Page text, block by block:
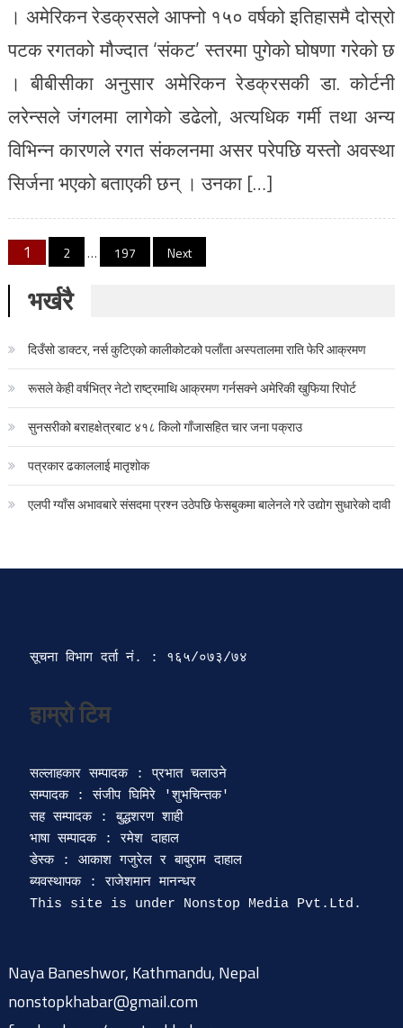
। अमेरिकन रेडक्रसले आफ्नो १५० वर्षको इतिहासमै दोस्रो
पटक रगतको मौज्दात ‘संकट’ स्तरमा पुगेको घोषणा गरेको छ
। बीबीसीका अनुसार अमेरिकन रेडक्रसकी डा. कोर्टनी
लरेन्सले जंगलमा लागेको डढेलो, अत्यधिक गर्मी तथा अन्य
विभिन्न कारणले रगत संकलनमा असर परेपछि यस्तो अवस्था
सिर्जना भएको बताएकी छन् । उनका […]
Posts pagination
1 2 … 197 Next
भर्खरै
दिउँसो डाक्टर, नर्स कुटिएको कालीकोटको पलाँता अस्पतालमा राति फेरि आक्रमण
रूसले केही वर्षभित्र नेटो राष्ट्रमाथि आक्रमण गर्नसक्ने अमेरिकी खुफिया रिपोर्ट
सुनसरीको बराहक्षेत्रबाट ४१८ किलो गाँजासहित चार जना पक्राउ
पत्रकार ढकाललाई मातृशोक
एलपी ग्याँस अभावबारे संसदमा प्रश्न उठेपछि फेसबुकमा बालेनले गरे उद्योग सुधारेको दावी
सूचना विभाग दर्ता‍ नं. : १६५/०७३/७४
हाम्रो टिम
सल्लाहकार सम्पादक : प्रभात चलाउने
सम्पादक : संजीप घिमिरे 'शुभचिन्तक'
सह सम्पादक : बुद्धशरण शाही
भाषा सम्पादक : रमेश दाहाल
डेस्क : आकाश गजुरेल र बाबुराम दाहाल
ब्यवस्थापक : राजेशमान मानन्धर
Naya Baneshwor, Kathmandu, Nepal
nonstopkhabar@gmail.com